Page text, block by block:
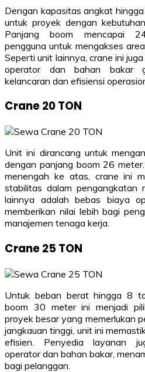
Dengan kapasitas angkat
untuk proyek dengan
Panjang boom mencapai
pengguna untuk mengakses
Seperti unit lainnya, crane ini
operator dan bahan bakar
kelancaran dan efisiensi
Crane 20 TON
Unit ini dirancang untuk
dengan panjang boom 26
menengah ke atas, crane ini
stabilitas dalam pengangkatan
lainnya adalah bebas biaya
memberikan nilai lebih bagi
manajemen tenaga kerja.
Crane 25 TON
Untuk beban berat hingga 8
boom 30 meter ini menjadi
proyek besar yang memerlukan
jangkauan tinggi, unit ini
efisien. Penyedia layanan
operator dan bahan bakar,
bagi pelanggan.